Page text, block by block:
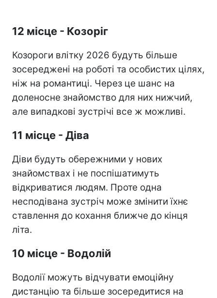
12 місце - Козоріг
Козороги влітку 2026 будуть більше
зосереджені на роботі та особистих цілях,
ніж на романтиці. Через це шанс на
доленосне знайомство для них нижчий,
але випадкові зустрічі все ж можливі.
11 місце - Діва
Діви будуть обережними у нових
знайомствах і не поспішатимуть
відкриватися людям. Проте одна
несподівана зустріч може змінити їхнє
ставлення до кохання ближче до кінця
літа.
10 місце - Водолій
Водолії можуть відчувати емоційну
дистанцію та більше зосередитися на